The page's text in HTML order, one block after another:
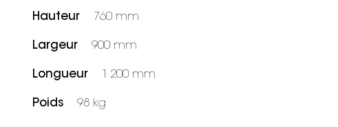
Hauteur 760 mm
Largeur 900 mm
Longueur 1 200 mm
Poids 98 kg